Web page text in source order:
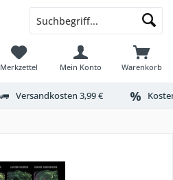
Warenkorb
Merkzettel Mein Konto
Versandkosten 3,99 €